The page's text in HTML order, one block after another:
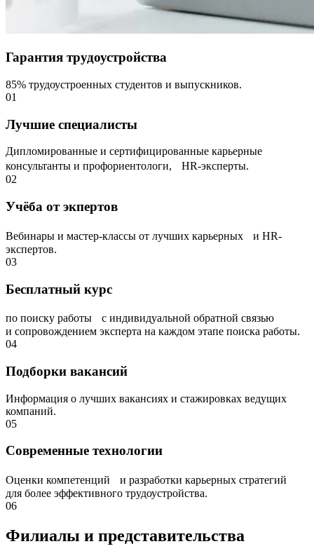
Гарантия трудоустройства
85% трудоустроенных студентов и выпускников.
01
Лучшие специалисты
Дипломированные и сертифицированные карьерные
консультанты и профориентологи, НR-эксперты.
02
Учёба от экпертов
Вебинары и мастер-классы от лучших карьерных и HR-
экспертов.
03
Бесплатный курс
по поиску работы с индивидуальной обратной связью
и сопровождением эксперта на каждом этапе поиска работы.
04
Подборки вакансий
Информация о лучших вакансиях и стажировках ведущих
компаний.
05
Современные технологии
Оценки компетенций и разработки карьерных стратегий
для более эффективного трудоустройства.
06
Филиалы и представи­тельства